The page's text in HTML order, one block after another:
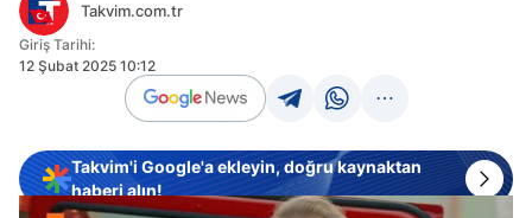
Takvim.com.tr
Giriş Tarihi:
12 Şubat 2025 10:12
Takvim'i Google'a ekleyin, doğru kaynaktan
haberi alın!